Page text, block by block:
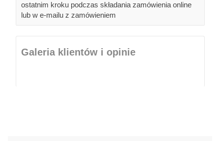
ostatnim kroku podczas składania zamówienia online
lub w e-mailu z zamówieniem
Galeria klientów i opinie